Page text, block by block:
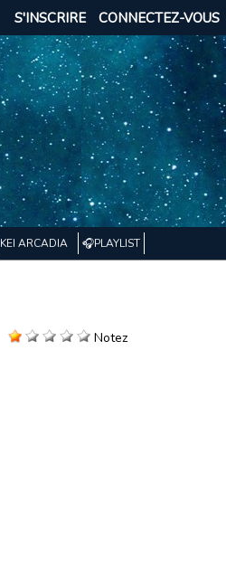
CONNECTEZ-VOUS
S'INSCRIRE
KEI ARCADIA 🎧PLAYLIST
Notez